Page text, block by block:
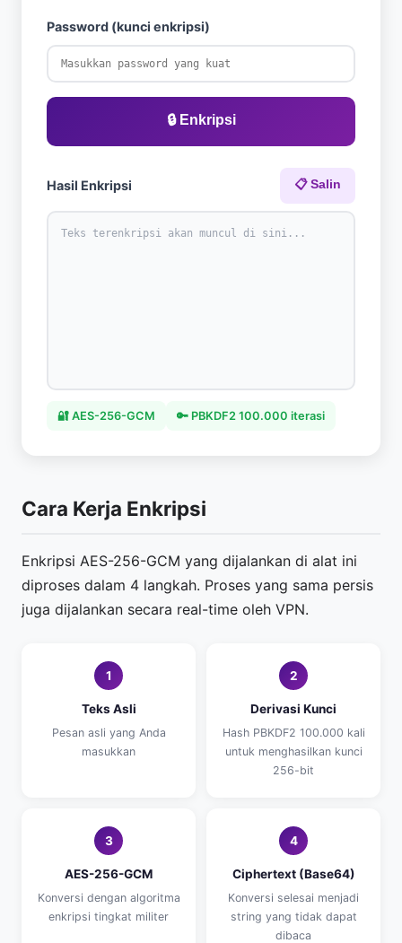
Password (kunci enkripsi)
🔒 Enkripsi
Hasil Enkripsi 📋 Salin
Teks terenkripsi akan muncul di sini...
🔐 AES-256-GCM 🔑 PBKDF2 100.000 iterasi
Cara Kerja Enkripsi
Enkripsi AES-256-GCM yang dijalankan di alat ini
diproses dalam 4 langkah. Proses yang sama persis
juga dijalankan secara real-time oleh VPN.
1
Teks Asli
Pesan asli yang Anda
masukkan
2
Derivasi Kunci
Hash PBKDF2 100.000 kali
untuk menghasilkan kunci
256-bit
3
AES-256-GCM
Konversi dengan algoritma
enkripsi tingkat militer
4
Ciphertext (Base64)
Konversi selesai menjadi
string yang tidak dapat
dibaca